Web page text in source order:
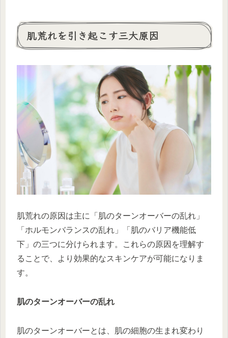
肌荒れを引き起こす三大原因
肌荒れの原因は主に「肌のターンオーバーの乱れ」
「ホルモンバランスの乱れ」「肌のバリア機能低
下」の三つに分けられます。これらの原因を理解す
ることで、より効果的なスキンケアが可能になりま
す。
肌のターンオーバーの乱れ
肌のターンオーバーとは、肌の細胞の生まれ変わり